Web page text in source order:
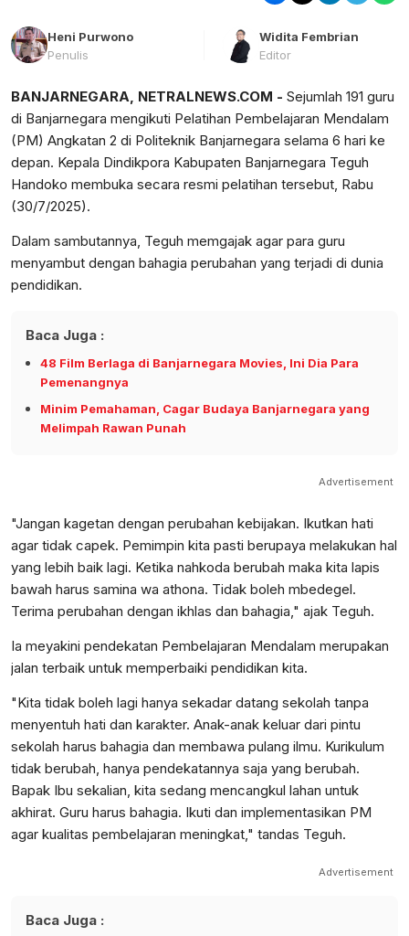
Heni Purwono
Penulis
Widita Fembrian
Editor
BANJARNEGARA, NETRALNEWS.COM - Sejumlah 191 guru
di Banjarnegara mengikuti Pelatihan Pembelajaran Mendalam
(PM) Angkatan 2 di Politeknik Banjarnegara selama 6 hari ke
depan. Kepala Dindikpora Kabupaten Banjarnegara Teguh
Handoko membuka secara resmi pelatihan tersebut, Rabu
(30/7/2025).
Dalam sambutannya, Teguh memgajak agar para guru
menyambut dengan bahagia perubahan yang terjadi di dunia
pendidikan.
Baca Juga :
48 Film Berlaga di Banjarnegara Movies, Ini Dia Para
Pemenangnya
Minim Pemahaman, Cagar Budaya Banjarnegara yang
Melimpah Rawan Punah
Advertisement
"Jangan kagetan dengan perubahan kebijakan. Ikutkan hati
agar tidak capek. Pemimpin kita pasti berupaya melakukan hal
yang lebih baik lagi. Ketika nahkoda berubah maka kita lapis
bawah harus samina wa athona. Tidak boleh mbedegel.
Terima perubahan dengan ikhlas dan bahagia," ajak Teguh.
Ia meyakini pendekatan Pembelajaran Mendalam merupakan
jalan terbaik untuk memperbaiki pendidikan kita.
"Kita tidak boleh lagi hanya sekadar datang sekolah tanpa
menyentuh hati dan karakter. Anak-anak keluar dari pintu
sekolah harus bahagia dan membawa pulang ilmu. Kurikulum
tidak berubah, hanya pendekatannya saja yang berubah.
Bapak Ibu sekalian, kita sedang mencangkul lahan untuk
akhirat. Guru harus bahagia. Ikuti dan implementasikan PM
agar kualitas pembelajaran meningkat," tandas Teguh.
Advertisement
Baca Juga :